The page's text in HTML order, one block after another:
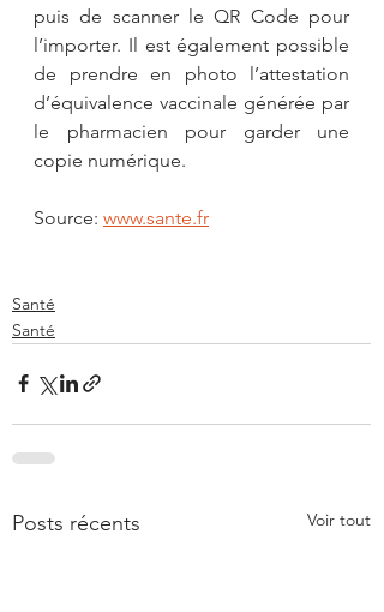
puis de scanner le QR Code pour
l’importer. Il est également possible
de prendre en photo l’attestation
d’équivalence vaccinale générée par
le pharmacien pour garder une
copie numérique.
Source: www.sante.fr
Santé
Santé
Posts récents Voir tout